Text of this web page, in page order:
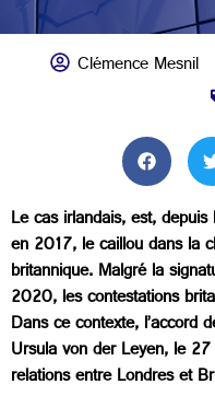
Clémence Mesnil
Le cas irlandais, est,
en 2017, le caillou dans la
britannique. Malgré la
2020, les contestations
Dans ce contexte, l’accord
Ursula von der Leyen, le
relations entre Londres et